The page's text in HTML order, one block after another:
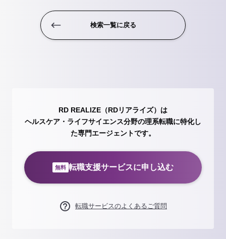
検索一覧に戻る
RD REALIZE（RDリアライズ）は
ヘルスケア・ライフサイエンス分野の理系転職に特化し
た専門エージェントです。
無料 転職支援サービスに申し込む
転職サービスのよくあるご質問